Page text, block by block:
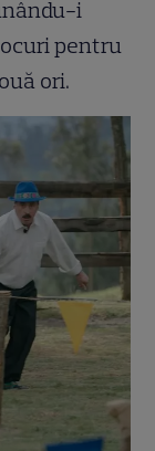
i
pentru
ori.